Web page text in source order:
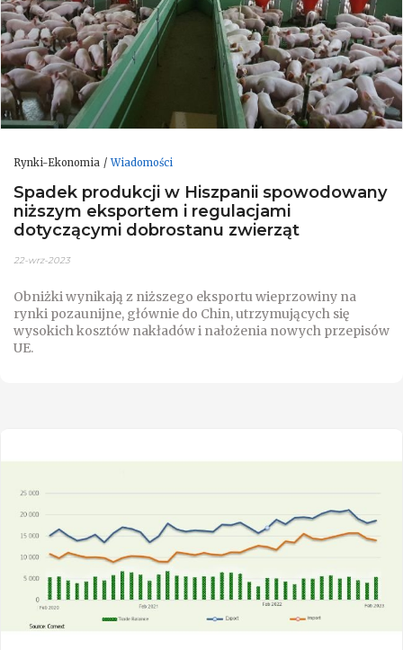
Rynki-Ekonomia Wiadomości
Spadek produkcji w Hiszpanii spowodowany
niższym eksportem i regulacjami
dotyczącymi dobrostanu zwierząt
22-wrz-2023
Obniżki wynikają z niższego eksportu wieprzowiny na
rynki pozaunijne, głównie do Chin, utrzymujących się
wysokich kosztów nakładów i nałożenia nowych przepisów
UE.